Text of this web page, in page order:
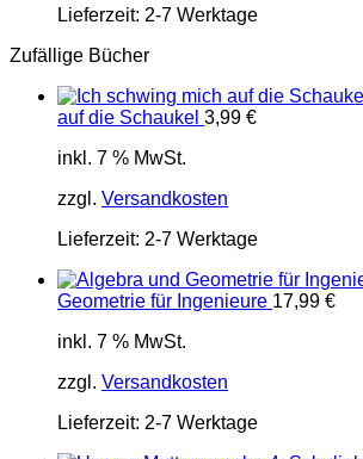
Lieferzeit: 2-7 Werktage
Zufällige Bücher
auf die Schaukel 3,99 €
inkl. 7 % MwSt.
zzgl. Versandkosten
Lieferzeit: 2-7 Werktage
Geometrie für Ingenieure 17,99 €
inkl. 7 % MwSt.
zzgl. Versandkosten
Lieferzeit: 2-7 Werktage